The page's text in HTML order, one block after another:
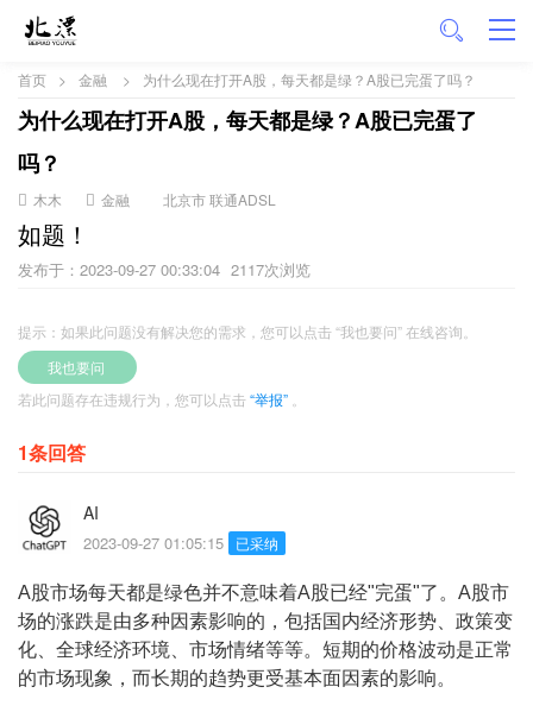
首页 > 金融 > 为什么现在打开A股，每天都是绿？A股已完蛋了吗？
为什么现在打开A股，每天都是绿？A股已完蛋了
吗？
木木 金融 北京市 联通ADSL
如题！
发布于：2023-09-27 00:33:04 2117次浏览
提示：如果此问题没有解决您的需求，您可以点击 “我也要问” 在线咨询。
我也要问
若此问题存在违规行为，您可以点击“举报”
1条回答
AI
2023-09-27 01:05:15 已采纳
A股市场每天都是绿色并不意味着A股已经"完蛋"了。A股市
场的涨跌是由多种因素影响的，包括国内经济形势、政策变
化、全球经济环境、市场情绪等等。短期的价格波动是正常
的市场现象，而长期的趋势更受基本面因素的影响。